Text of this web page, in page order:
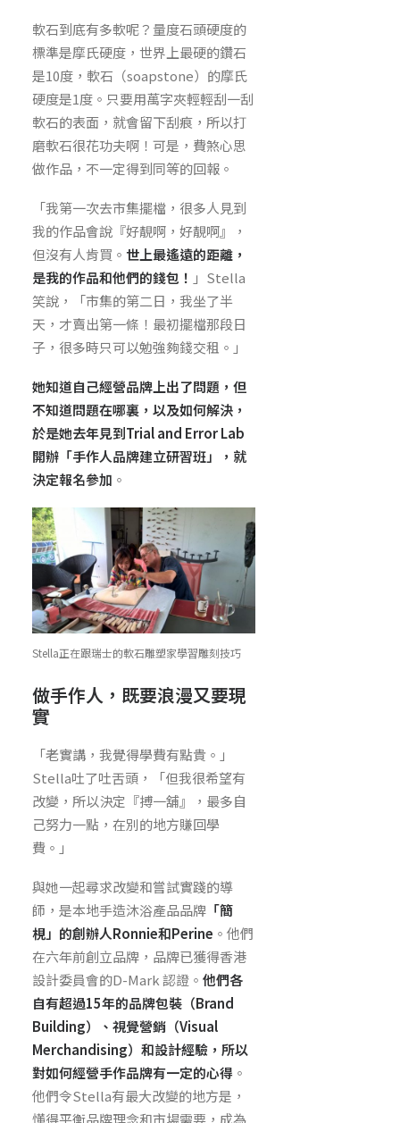
軟石到底有多軟呢？量度石頭硬度的
標準是摩氏硬度，世界上最硬的鑽石
是10度，軟石（soapstone）的摩氏
硬度是1度。只要用萬字夾輕輕刮一刮
軟石的表面，就會留下刮痕，所以打
磨軟石很花功夫啊！可是，費煞心思
做作品，不一定得到同等的回報。
「我第一次去市集擺檔，很多人見到
我的作品會說『好靚啊，好靚啊』，
但沒有人肯買。 世上最遙遠的距離，
是我的作品和他們的錢包！ 」Stella
笑說，「市集的第二日，我坐了半
天，才賣出第一條！最初擺檔那段日
子，很多時只可以勉強夠錢交租。」
她知道自己經營品牌上出了問題，但
不知道問題在哪裏，以及如何解決，
於是她去年見到Trial and Error Lab
開辦「手作人品牌建立研習班」，就
決定報名參加 。
Stella正在跟瑞士的軟石雕塑家學習雕刻技巧
做手作人，既要浪漫又要現
實
「老實講，我覺得學費有點貴。」
Stella吐了吐舌頭，「但我很希望有
改變，所以決定『搏一舖』，最多自
己努力一點，在別的地方賺回學
費。」
與她一起尋求改變和嘗試實踐的導
師，是本地手造沐浴產品品牌 「簡
梘」 的創辦人Ronnie和Perine 。他們
在六年前創立品牌，品牌已獲得香港
設計委員會的D-Mark 認證。 他們各
自有超過15年的品牌包裝（Brand
Building）、視覺營銷（Visual
Merchandising）和設計經驗，所以
對如何經營手作品牌有一定的心得 。
他們令Stella有最大改變的地方是，
懂得平衡品牌理念和市場需要，成為